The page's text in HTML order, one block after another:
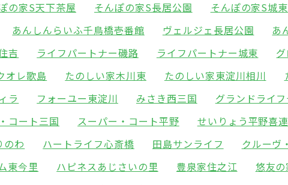
の家S天下茶屋 そんぽの家S長居公園 そんぽの家S城
あんしんらいふ千鳥橋壱番館 ヴェルジェ長居公園
あ
吉 ライフパートナー磯路 ライフパートナー城東
オレ歌島 たのしい家木川東 たのしい家東淀川相川
ラ フォーユー東淀川 みさき西三国 グランドライ
コート三国 スーパー・コート平野 せいりょう平野喜連
のわ ハートライフ心斎橋 田島サンライフ
クルーヴ
東今里 ハピネスあじさいの里 豊泉家住之江 悠友